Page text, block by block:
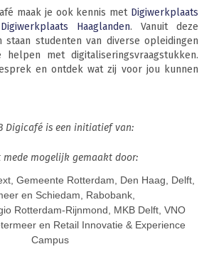
maak je ook kennis met Digiwerkplaats
Haaglanden. Vanuit deze
staan studenten van diverse opleidingen
met digitaliseringsvraagstukken.
en ontdek wat zij voor jou kunnen
Digicafé is een initiatief van:
mede mogelijk gemaakt door:
Gemeente Rotterdam, Den Haag, Delft,
en Schiedam, Rabobank,
Rotterdam-Rijnmond, MKB Delft, VNO
en Retail Innovatie & Experience
Campus